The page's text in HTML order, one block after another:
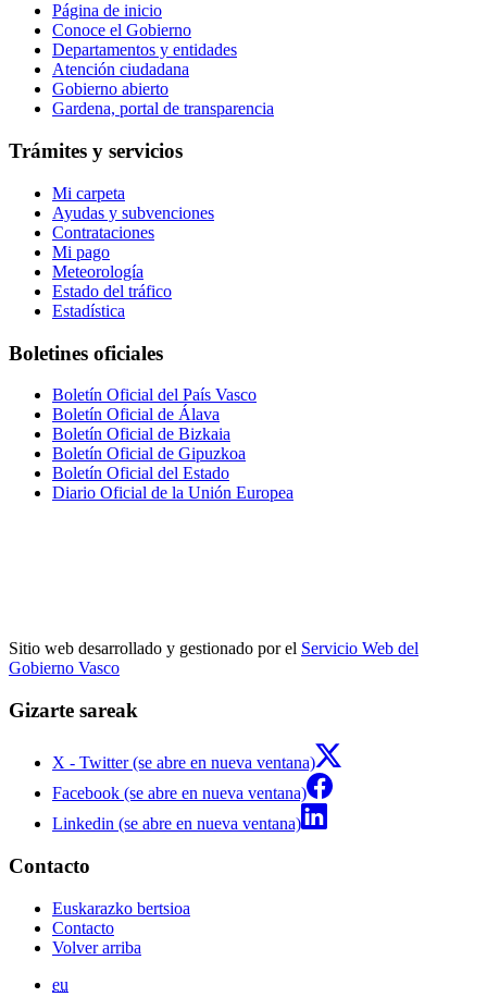
Página de inicio
Conoce el Gobierno
Departamentos y entidades
Atención ciudadana
Gobierno abierto
Gardena, portal de transparencia
Trámites y servicios
Mi carpeta
Ayudas y subvenciones
Contrataciones
Mi pago
Meteorología
Estado del tráfico
Estadística
Boletines oficiales
Boletín Oficial del País Vasco
Boletín Oficial de Álava
Boletín Oficial de Bizkaia
Boletín Oficial de Gipuzkoa
Boletín Oficial del Estado
Diario Oficial de la Unión Europea
Sitio web desarrollado y gestionado por el Servicio Web del
Gobierno Vasco
Gizarte sareak
X - Twitter (se abre en nueva ventana)
Facebook (se abre en nueva ventana)
Linkedin (se abre en nueva ventana)
Contacto
Euskarazko bertsioa
Contacto
Volver arriba
eu